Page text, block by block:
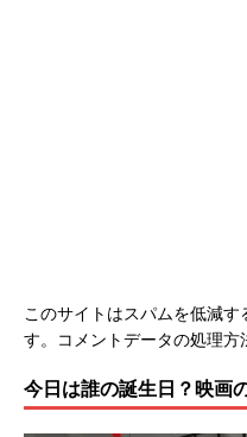
このサイトはスパムを低減
す。
コメントデータの処理
今日は誰の誕生日？映画